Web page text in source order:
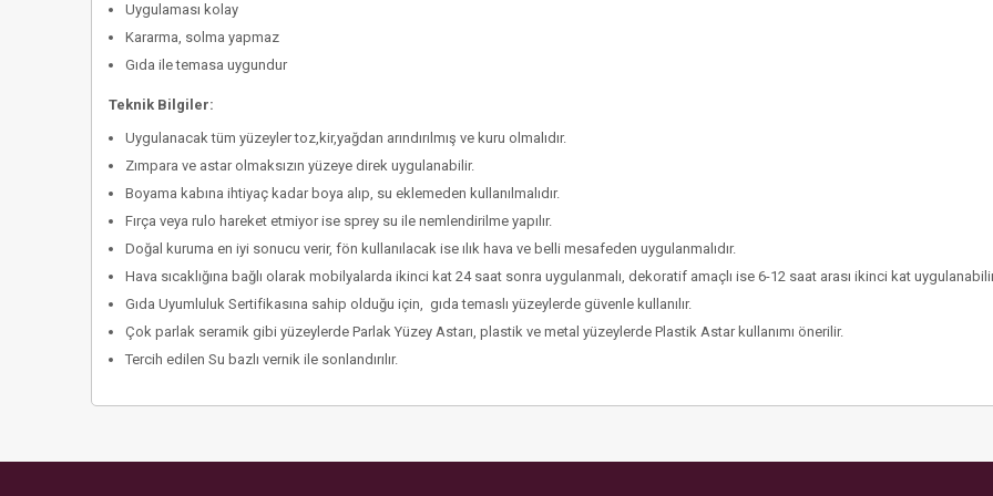
Uygulaması kolay
Kararma, solma yapmaz
Gıda ile temasa uygundur
Teknik Bilgiler:
Uygulanacak tüm yüzeyler toz,kir,yağdan arındırılmış ve kuru olmalıdır.
Zımpara ve astar olmaksızın yüzeye direk uygulanabilir.
Boyama kabına ihtiyaç kadar boya alıp, su eklemeden kullanılmalıdır.
Fırça veya rulo hareket etmiyor ise sprey su ile nemlendirilme yapılır.
Doğal kuruma en iyi sonucu verir, fön kullanılacak ise ılık hava ve belli mesafeden uygulanmalıdır.
Hava sıcaklığına bağlı olarak mobilyalarda ikinci kat 24 saat sonra uygulanmalı, dekoratif amaçlı ise 6-12 saat arası ikinci kat
Gıda Uyumluluk Sertifikasına sahip olduğu için, gıda temaslı yüzeylerde güvenle kullanılır.
Çok parlak seramik gibi yüzeylerde Parlak Yüzey Astarı, plastik ve metal yüzeylerde Plastik Astar kullanımı önerilir.
Tercih edilen Su bazlı vernik ile sonlandırılır.